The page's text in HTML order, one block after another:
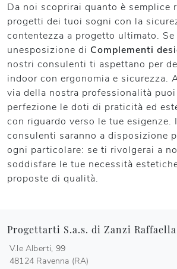
Da noi scoprirai quanto è semplice
progetti dei tuoi sogni con la
contentezza a progetto ultimato. Se
unesposizione di Complementi
nostri consulenti ti aspettano per
indoor con ergonomia e sicurezza.
via della nostra professionalità
perfezione le doti di praticità ed
con riguardo verso le tue esigenze.
consulenti saranno a disposizione
ogni particolare: se ti rivolgerai a
soddisfare le tue necessità
proposte di qualità.
Progettarti S.a.s. di Zanzi Raffaella
V.le Alberti, 99
48124 Ravenna (RA)